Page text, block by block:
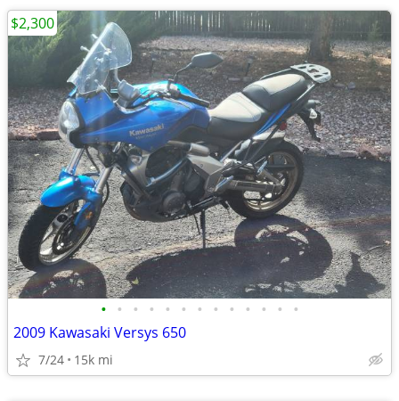
• • • • • • • • • • • • •
2009 Kawasaki Versys 650
7/24 15k mi
$2,300